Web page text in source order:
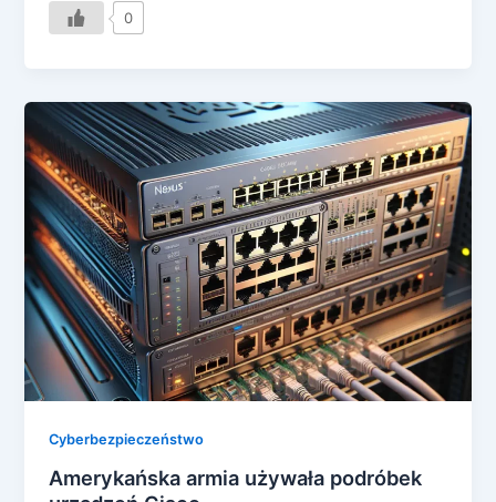
0
Cyberbezpieczeństwo
Amerykańska armia używała podróbek